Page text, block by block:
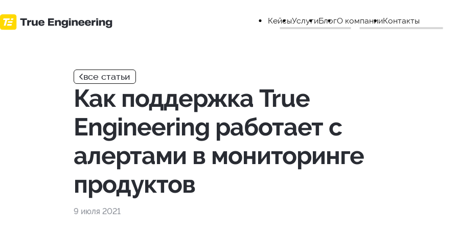
к
основному
КейсыУслугиБлогО компанииКонтакты
все статьи
Как поддержка True
Engineering работает с
алертами в мониторинге
продуктов
9 июля 2021